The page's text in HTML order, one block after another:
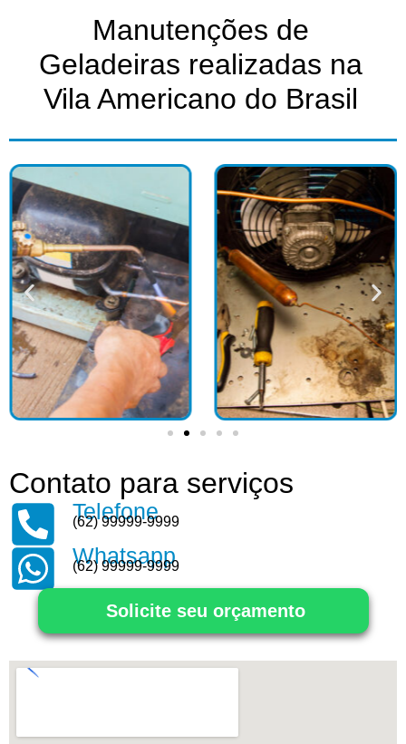
Manutenções de
Geladeiras realizadas na
Vila Americano do Brasil​
Contato para serviços
Telefone
(62) 99999-9999
Whatsapp
(62) 99999-9999
Solicite seu orçamento